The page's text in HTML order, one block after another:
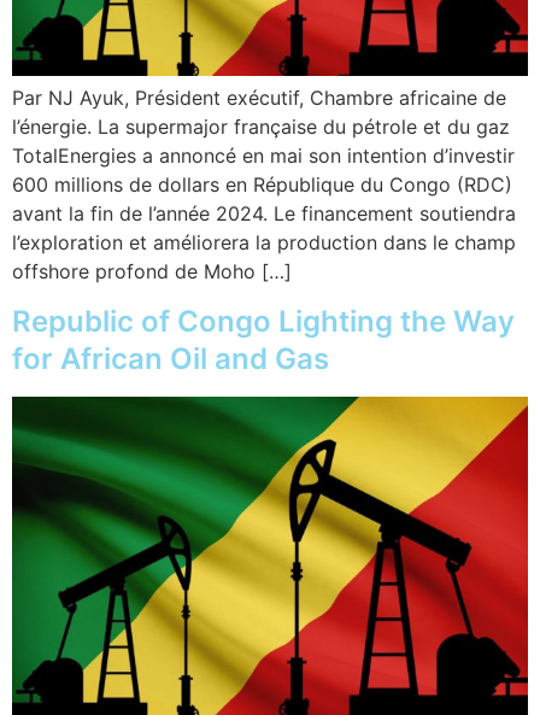
Par NJ Ayuk, Président exécutif, Chambre africaine de
l’énergie. La supermajor française du pétrole et du gaz
TotalEnergies a annoncé en mai son intention d’investir
600 millions de dollars en République du Congo (RDC)
avant la fin de l’année 2024. Le financement soutiendra
l’exploration et améliorera la production dans le champ
offshore profond de Moho […]
Republic of Congo Lighting the Way
for African Oil and Gas